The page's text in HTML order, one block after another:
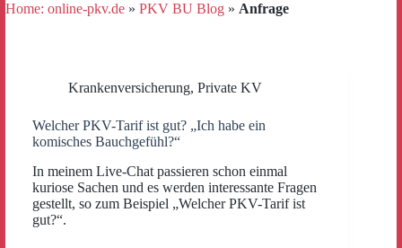
Home: online-pkv.de » PKV BU Blog » Anfrage
Krankenversicherung, Private KV
Welcher PKV-Tarif ist gut? „Ich habe ein
komisches Bauchgefühl?“
In meinem Live-Chat passieren schon einmal
kuriose Sachen und es werden interessante Fragen
gestellt, so zum Beispiel „Welcher PKV-Tarif ist
gut?“.